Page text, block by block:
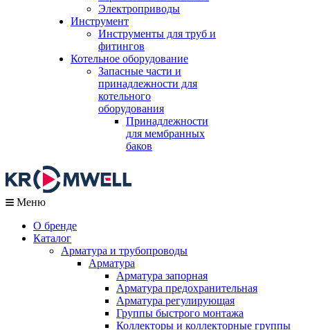
Электроприводы
Инструмент
Инструменты для труб и
фитингов
Котельное оборудование
Запасные части и
принадлежности для
котельного
оборудования
Принадлежности
для мембранных
баков
Меню
О бренде
Каталог
Арматура и трубопроводы
Арматура
Арматура запорная
Арматура предохранительная
Арматура регулирующая
Группы быстрого монтажа
Коллекторы и коллекторные группы